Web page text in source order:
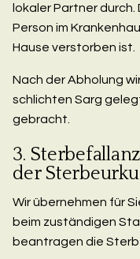
lokaler Partner
Person im
Hause verstorben ist.
Nach der Abholung
schlichten Sarg
gebracht.
3.
der
Wir übernehmen für
beim zuständigen
beantragen die